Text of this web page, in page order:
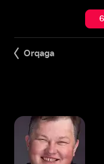
Orqaga